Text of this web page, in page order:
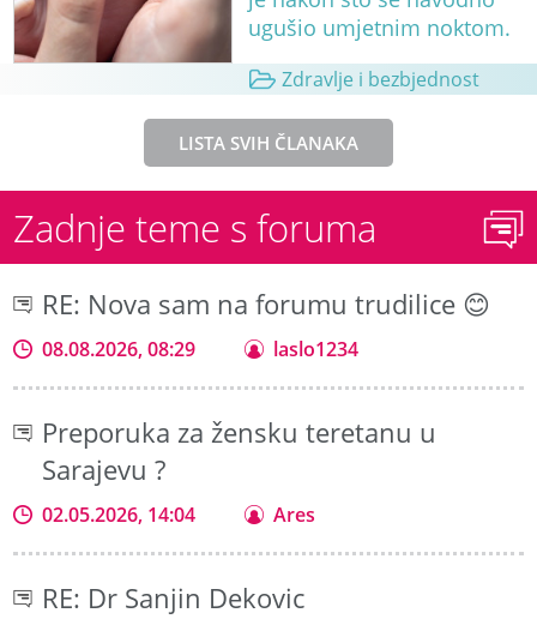
ugušio umjetnim noktom.
Zdravlje i bezbjednost
LISTA SVIH ČLANAKA
Zadnje teme s foruma
RE: Nova sam na forumu trudilice 😊
08.08.2026, 08:29 laslo1234
Preporuka za žensku teretanu u
Sarajevu ?
02.05.2026, 14:04 Ares
RE: Dr Sanjin Dekovic